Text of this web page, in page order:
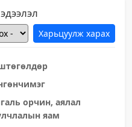
орчин, аялал
яам